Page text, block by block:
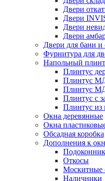
Двери
Двери
Двери
Двери
Двери для бани и
Фурнитура для
Напольный
Плинтус
Плинтус
Плинтус
Плинтус с
Плинтус из
Окна деревянные
Окна
Обсадная коробка
Дополнения к
Откосы
Москитные
Наличники